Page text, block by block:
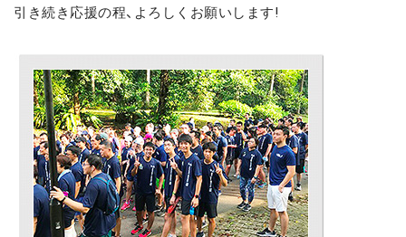
引き続き応援の程、よろしくお願いします!